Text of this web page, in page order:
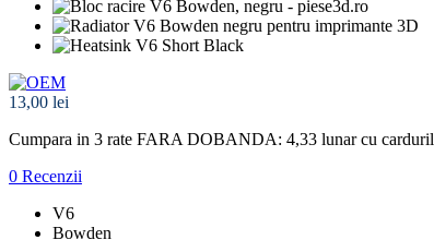
13,00 lei
Cumpara in 3 rate FARA DOBANDA: 4,33 lunar cu
0 Recenzii
V6
Bowden